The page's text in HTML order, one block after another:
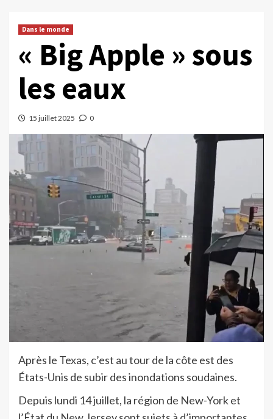
Dans le monde
« Big Apple » sous
les eaux
15 juillet 2025 0
Après le Texas, c’est au tour de la côte est des
États-Unis de subir des inondations soudaines.
Depuis lundi 14 juillet, la région de New-York et